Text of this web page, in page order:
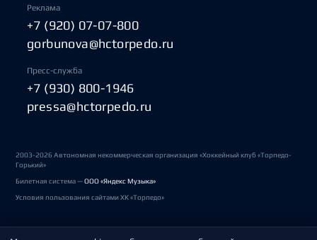
Реклама
+7 (920) 07-07-800
gorbunova@hctorpedo.ru
Пресс-служба
+7 (930) 800-1946
pressa@hctorpedo.ru
2003-2026 Автономная некоммерческая организация «Хоккейный клуб «Торпедо-
Горький»
Билетная система —ООО «Яндекс Музыка»
Условия пользования сайтами ХК «Торпедо»